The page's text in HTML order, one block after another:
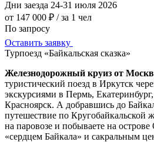
Дни заезда 24-31 июля 2026
от 147 000 ₽ / за 1 чел
По запросу
Оставить заявку
Турпоезд «Байкальская сказка»
Железнодорожный круиз от
туристический поезд в Иркутск
экскурсиями в Пермь,
Красноярск. А добравшись до
путешествие по
на паровозе и побываете на
«сердцем Байкала» и сакральным